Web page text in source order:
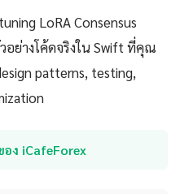
LoRA Consensus
อย่างโค้ดจริงใน Swift ที่คุณ
patterns, testing,
ง iCafeForex